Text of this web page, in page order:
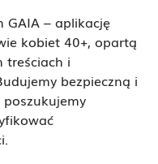
GAIA – aplikację
kobiet 40+, opartą
treściach i
bezpieczną i